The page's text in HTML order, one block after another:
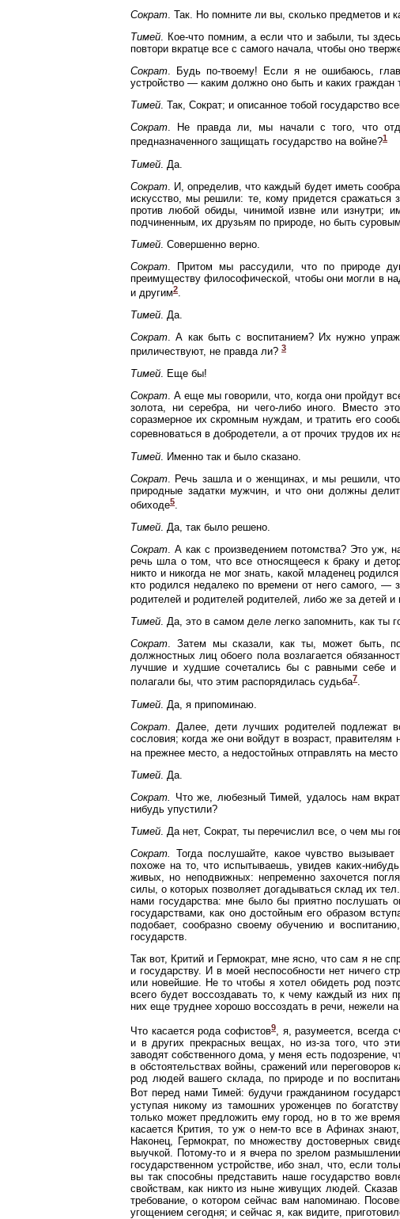
Сократ. Так. Но помните ли вы, сколько предметов и
Тимей. Кое-что помним, а если что и забыли, ты
повтори вкратце все с самого начала, чтобы оно
Сократ. Будь по-твоему! Если я не ошибаюсь,
устройство — каким должно оно быть и каких граждан
Тимей. Так, Сократ; и описанное тобой государство
Сократ. Не правда ли, мы начали с того, что
предназначенного защищать государство на войне?1
Тимей . Да.
Сократ . И, определив, что каждый будет иметь
искусство, мы решили: те, кому придется
против любой обиды, чинимой извне или изнутри;
подчиненным, их друзьям по природе, но быть
Тимей . Совершенно верно.
Сократ . Притом мы рассудили, что по природе
преимуществу философической, чтобы они могли в
и другим2.
Тимей. Да.
Сократ. А как быть с воспитанием? Их нужно
приличествуют, не правда ли? 3
Тимей. Еще бы!
Сократ. А еще мы говорили, что, когда они пройдут
золота, ни серебра, ни чего-либо иного. Вместо
соразмерное их скромным нуждам, и тратить его
соревноваться в добродетели, а от прочих трудов их
Тимей . Именно так и было сказано.
Сократ . Речь зашла и о женщинах, и мы решили, что
природные задатки мужчин, и что они должны
обиходе5.
Тимей. Да, так было решено.
Сократ. А как с произведением потомства? Это уж,
речь шла о том, что все относящееся к браку и
никто и никогда не мог знать, какой младенец
кто родился недалеко по времени от него самого, —
родителей и родителей родителей, либо же за детей и
Тимей. Да, это в самом деле легко запомнить, как ты
Сократ. Затем мы сказали, как ты, может быть,
должностных лиц обоего пола возлагается
лучшие и худшие сочетались бы с равными себе
полагали бы, что этим распорядилась судьба7.
Тимей . Да, я припоминаю.
Сократ . Далее, дети лучших родителей подлежат
сословия; когда же они войдут в возраст,
на прежнее место, а недостойных отправлять на
Тимей. Да.
Сократ. Что же, любезный Тимей, удалось нам
нибудь упустили?
Тимей. Да нет, Сократ, ты перечислил все, о чем мы
Сократ. Тогда послушайте, какое чувство
похоже на то, что испытываешь, увидев каких-
живых, но неподвижных: непременно захочется
силы, о которых позволяет догадываться склад их
нами государства: мне было бы приятно послушать
государствами, как оно достойным его образом
подобает, сообразно своему обучению и
государств.
Так вот, Критий и Гермократ, мне ясно, что сам я не
и государству. И в моей неспособности нет ничего
или новейшие. Не то чтобы я хотел обидеть род
всего будет воссоздавать то, к чему каждый из них
них еще труднее хорошо воссоздать в речи, нежели
Что касается рода софистов9, я, разумеется, всегда
и в других прекрасных вещах, но из-за того, что
заводят собственного дома, у меня есть
в обстоятельствах войны, сражений или
род людей вашего склада, по природе и по
Вот перед нами Тимей: будучи гражданином
уступая никому из тамошних уроженцев по
только может предложить ему город, но в то же
касается Крития, то уж о нем-то все в Афинах
Наконец, Гермократ, по множеству достоверных
выучкой. Потому-то и я вчера по зрелом
государственном устройстве, ибо знал, что, если
вы так способны представить наше государство
свойствам, как никто из ныне живущих людей.
требование, о котором сейчас вам напоминаю.
угощением сегодня; и сейчас я, как видите,